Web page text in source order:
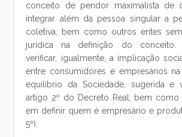
conceito de pendor maximalista de
integrar além da pessoa singular a
coletiva, bem como outros entes
jurídica na definição do conceito.
verificar, igualmente, a implicação
entre consumidores e empresários
equilíbrio da Sociedade, sugerida e
artigo 2º do Decreto Real, bem como
em definir quem é empresário e
5º).